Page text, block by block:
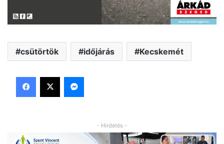
csütörtök időjárás Kecskemét
Facebook
X Messenger
- Hirdetés -